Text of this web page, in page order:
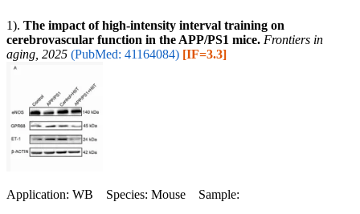
1). The impact of high-intensity interval training on
cerebrovascular function in the APP/PS1 mice. Frontiers in
aging, 2025 (PubMed: 41164084) [IF=3.3]
Application: WB Species: Mouse Sample: